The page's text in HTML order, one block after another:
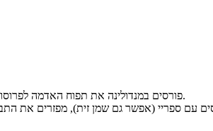
פורסים במנדולינה את תפוח האדמה לפרוסות דקות, מכניסים למים קרים עם קרח לכ- 3-5 דקות, מסננים את המים ומייבשים עם מגבת.